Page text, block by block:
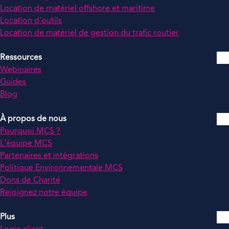
Location de matériel offshore et maritime
Location d’outils
Location de matériel de gestion du trafic routier
Ressources
Webinaires
Guides
Blog
À propos de nous
Pourquoi MCS ?
L’équipe MCS
Partenaires et intégrations
Politique Environnementale MCS
Dons de Charité
Rejoignez notre équipe
Plus